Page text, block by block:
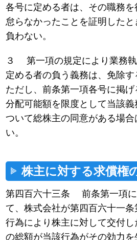
各号に定める者は、その職務
怠らなかったことを証明した
負わない。
３ 第一項の規定により業務
定める者の負う義務は、免除す
ただし、前条第一項各号に掲
分配可能額を限度として当該
ついて総株主の同意がある場
い。
株主に対する求償権
第四百六十三条 前条第一項に
て、株式会社が第四百六十一
行為により株主に対して交付
の総額が当該行為がその効力